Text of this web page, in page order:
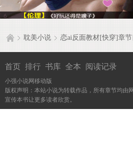
耽美小说 恋ai反面教材[快穿]章
首页 排行 书库 全本 阅读记录
小强小说网移动版
版权声明：本站小说为转载作品，所有章节均由
宣传本书让更多读者欣赏。